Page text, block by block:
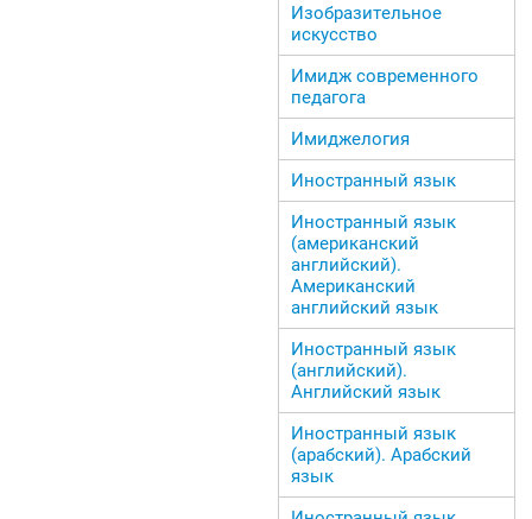
Изобразительное
искусство
Имидж современного
педагога
Имиджелогия
Иностранный язык
Иностранный язык
(американский
английский).
Американский
английский язык
Иностранный язык
(английский).
Английский язык
Иностранный язык
(арабский). Арабский
язык